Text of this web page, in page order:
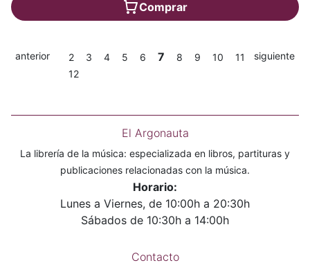
Comprar
anterior 2 3 4 5 6 7 8 9 10
11
12
siguiente
El Argonauta
La librería de la música: especializada en libros, partituras y
publicaciones relacionadas con la música.
Horario:
Lunes a Viernes, de 10:00h a 20:30h
Sábados de 10:30h a 14:00h
Contacto